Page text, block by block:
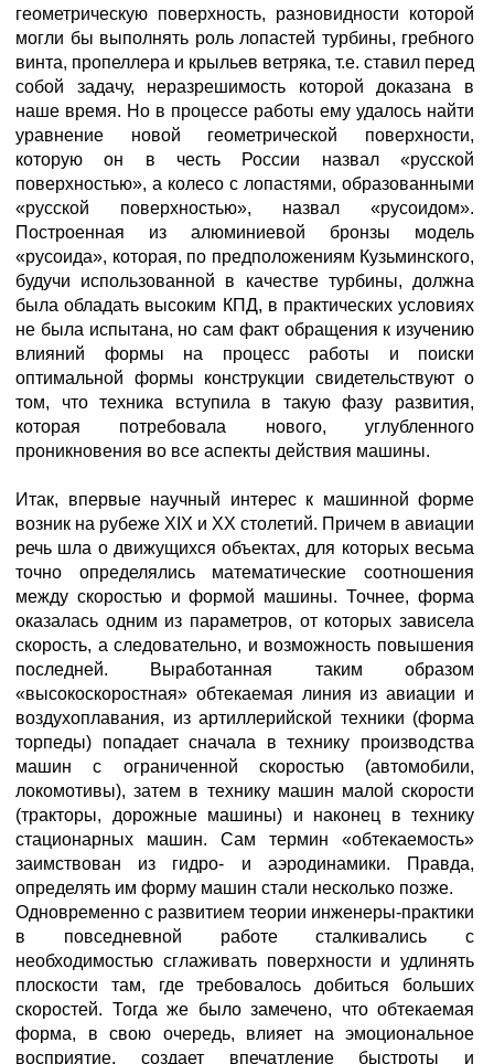
геометрическую поверхность, разновидности которой
могли бы выполнять роль лопастей турбины, гребного
винта, пропеллера и крыльев ветряка, т.е. ставил перед
собой задачу, неразрешимость которой доказана в
наше время. Но в процессе работы ему удалось найти
уравнение новой геометрической поверхности,
которую он в честь России назвал «русской
поверхностью», а колесо с лопастями, образованными
«русской поверхностью», назвал «русоидом».
Построенная из алюминиевой бронзы модель
«русоида», которая, по предположениям Кузьминского,
будучи использованной в качестве турбины, должна
была обладать высоким КПД, в практических условиях
не была испытана, но сам факт обращения к изучению
влияний формы на процесс работы и поиски
оптимальной формы конструкции свидетельствуют о
том, что техника вступила в такую фазу развития,
которая потребовала нового, углубленного
проникновения во все аспекты действия машины.
Итак, впервые научный интерес к машинной форме
возник на рубеже XIX и XX столетий. Причем в авиации
речь шла о движущихся объектах, для которых весьма
точно определялись математические соотношения
между скоростью и формой машины. Точнее, форма
оказалась одним из параметров, от которых зависела
скорость, а следовательно, и возможность повышения
последней. Выработанная таким образом
«высокоскоростная» обтекаемая линия из авиации и
воздухоплавания, из артиллерийской техники (форма
торпеды) попадает сначала в технику производства
машин с ограниченной скоростью (автомобили,
локомотивы), затем в технику машин малой скорости
(тракторы, дорожные машины) и наконец в технику
стационарных машин. Сам термин «обтекаемость»
заимствован из гидро- и аэродинамики. Правда,
определять им форму машин стали несколько позже.
Одновременно с развитием теории инженеры-практики
в повседневной работе сталкивались с
необходимостью сглаживать поверхности и удлинять
плоскости там, где требовалось добиться больших
скоростей. Тогда же было замечено, что обтекаемая
форма, в свою очередь, влияет на эмоциональное
восприятие, создает впечатление быстроты и